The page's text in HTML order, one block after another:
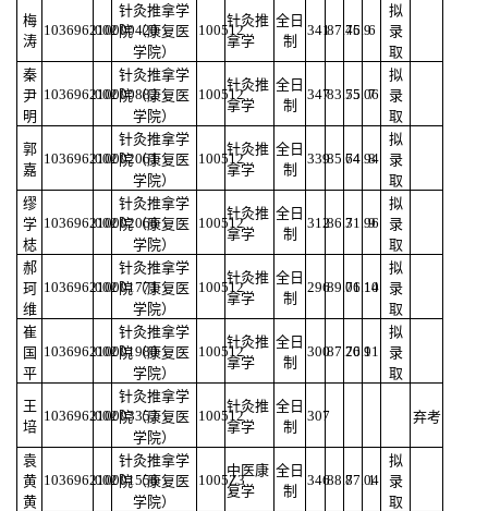
梅
涛
103696210000420
002
针灸推拿学
院（康复医
学院）
100512
针灸推
拿学
全日
制
34187.4675.96
拟
录
取
秦
尹
明
103696210000882
002
针灸推拿学
院（康复医
学院）
100512
针灸推
拿学
全日
制
34783.5575.06
7
拟
录
取
郭
嘉
103696210002061
002
针灸推拿学
院（康复医
学院）
100512
针灸推
拿学
全日
制
33985.6474.94
8
拟
录
取
缪
学
梽
103696210002066
002
针灸推拿学
院（康复医
学院）
100512
针灸推
拿学
全日
制
31286.371.96
9
拟
录
取
郝
珂
维
103696210001771
002
针灸推拿学
院（康复医
学院）
100512
针灸推
拿学
全日
制
29689.0671.14
10
拟
录
取
崔
国
平
103696210001980
002
针灸推拿学
院（康复医
学院）
100512
针灸推
拿学
全日
制
30087.2670.911
拟
录
取
王
培
103696210003357
002
针灸推拿学
院（康复医
学院）
100512
针灸推
拿学
全日
制
307 弃考
袁
黄
黄
103696210001556
002
针灸推拿学
院（康复医
学院）
1005Z3
中医康
复学
全日
制
34688.877.04
1
拟
录
取